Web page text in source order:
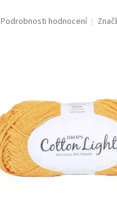
Podrobnosti hodnocení